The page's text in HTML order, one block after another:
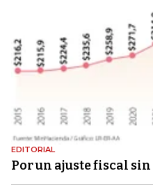
EDITORIAL
Por un ajuste fiscal